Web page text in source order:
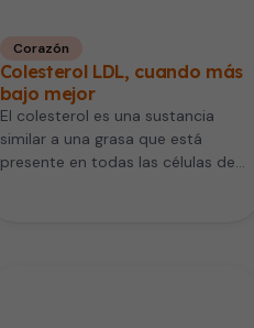
Corazón
Colesterol LDL, cuando más
bajo mejor
El colesterol es una sustancia
similar a una grasa que está
presente en todas las células de